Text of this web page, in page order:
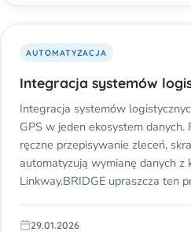
AUTOMATYZACJA
Integracja systemów
Integracja systemów
GPS w jeden ekosystem danych.
ręczne przepisywanie zleceń,
automatyzują wymianę danych z
Linkway.BRIDGE upraszcza ten
29.01.2026